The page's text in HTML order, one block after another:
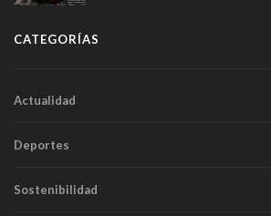
CATEGORÍAS
Actualidad
Deportes
Sostenibilidad